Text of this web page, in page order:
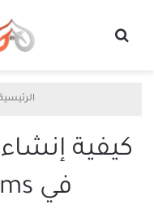
كيفية
في Google Forms